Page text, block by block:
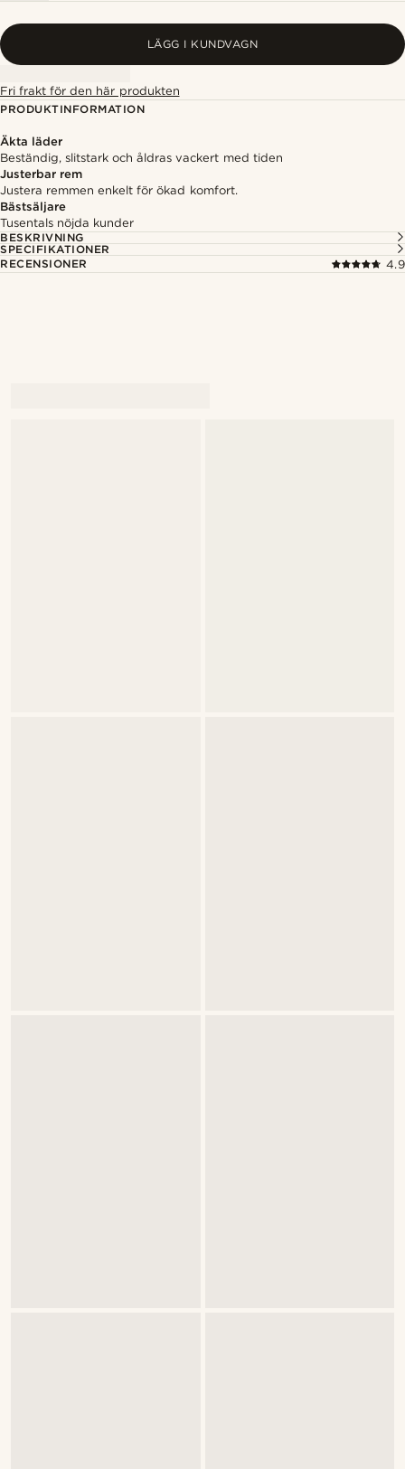
LÄGG I KUNDVAGN
Fri frakt för den här produkten
PRODUKTINFORMATION
Äkta läder
Beständig, slitstark och åldras vackert med tiden
Justerbar rem
Justera remmen enkelt för ökad komfort.
Bästsäljare
Tusentals nöjda kunder
BESKRIVNING
SPECIFIKATIONER
RECENSIONER
4.9